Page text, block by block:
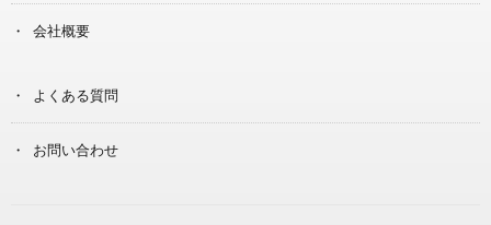
会社概要
よくある質問
お問い合わせ